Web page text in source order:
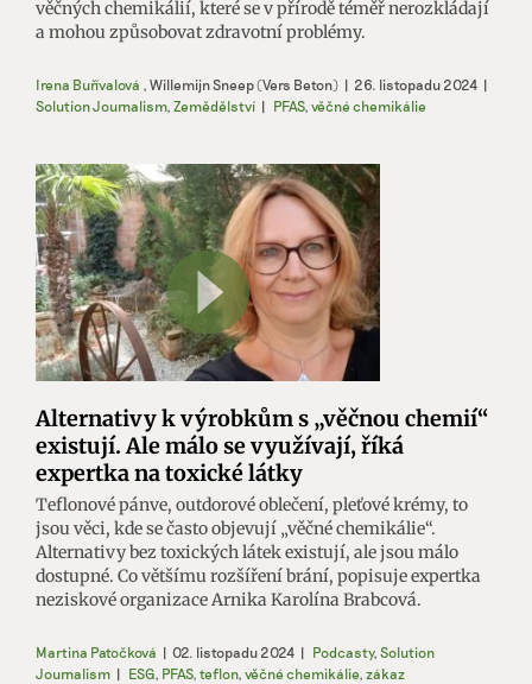
věčných chemikálií, které se v přírodě téměř nerozkládají
a mohou způsobovat zdravotní problémy.
Irena Buřívalová , Willemijn Sneep (Vers Beton) | 26. listopadu 2024 |
Solution Journalism, Zemědělství | PFAS, věčné chemikálie
Alternativy k výrobkům s „věčnou chemií“
existují. Ale málo se využívají, říká
expertka na toxické látky
Teflonové pánve, outdorové oblečení, pleťové krémy, to
jsou věci, kde se často objevují „věčné chemikálie“.
Alternativy bez toxických látek existují, ale jsou málo
dostupné. Co většímu rozšíření brání, popisuje expertka
neziskové organizace Arnika Karolína Brabcová.
Martina Patočková | 02. listopadu 2024 | Podcasty, Solution
Journalism | ESG, PFAS, teflon, věčné chemikálie, zákaz